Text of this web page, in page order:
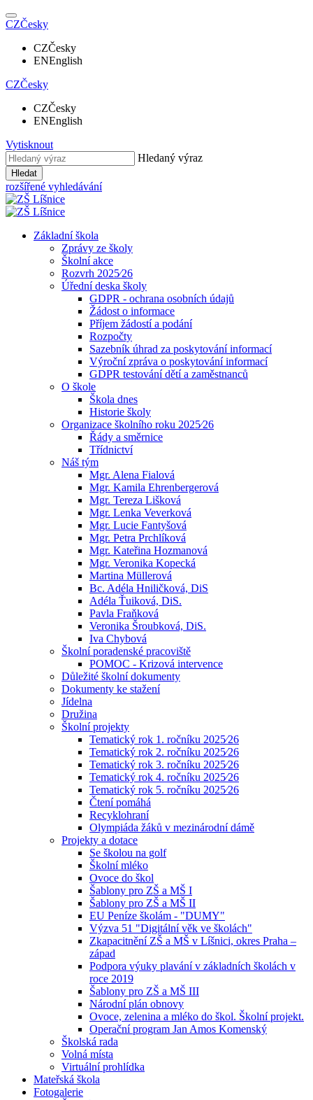
CZČesky
CZČesky
ENEnglish
CZČesky
CZČesky
ENEnglish
Vytisknout
Hledaný výraz
Hledat
rozšířené vyhledávání
Základní škola
Zprávy ze školy
Školní akce
Rozvrh 2025⁄26
Úřední deska školy
GDPR - ochrana osobních údajů
Žádost o informace
Příjem žádostí a podání
Rozpočty
Sazebník úhrad za poskytování informací
Výroční zpráva o poskytování informací
GDPR testování dětí a zaměstnanců
O škole
Škola dnes
Historie školy
Organizace školního roku 2025⁄26
Řády a směrnice
Třídnictví
Náš tým
Mgr. Alena Fialová
Mgr. Kamila Ehrenbergerová
Mgr. Tereza Lišková
Mgr. Lenka Veverková
Mgr. Lucie Fantyšová
Mgr. Petra Prchlíková
Mgr. Kateřina Hozmanová
Mgr. Veronika Kopecká
Martina Müllerová
Bc. Adéla Hniličková, DiS
Adéla Ťuiková, DiS.
Pavla Fraňková
Veronika Šroubková, DiS.
Iva Chybová
Školní poradenské pracoviště
POMOC - Krizová intervence
Důležité školní dokumenty
Dokumenty ke stažení
Jídelna
Družina
Školní projekty
Tematický rok 1. ročníku 2025⁄26
Tematický rok 2. ročníku 2025⁄26
Tematický rok 3. ročníku 2025⁄26
Tematický rok 4. ročníku 2025⁄26
Tematický rok 5. ročníku 2025⁄26
Čtení pomáhá
Recyklohraní
Olympiáda žáků v mezinárodní dámě
Projekty a dotace
Se školou na golf
Školní mléko
Ovoce do škol
Šablony pro ZŠ a MŠ I
Šablony pro ZŠ a MŠ II
EU Peníze školám - "DUMY"
Výzva 51 "Digitální věk ve školách"
Zkapacitnění ZŠ a MŠ v Líšnici, okres Praha –
západ
Podpora výuky plavání v základních školách v
roce 2019
Šablony pro ZŠ a MŠ III
Národní plán obnovy
Ovoce, zelenina a mléko do škol. Školní projekt.
Operační program Jan Amos Komenský
Školská rada
Volná místa
Virtuální prohlídka
Mateřská škola
Fotogalerie